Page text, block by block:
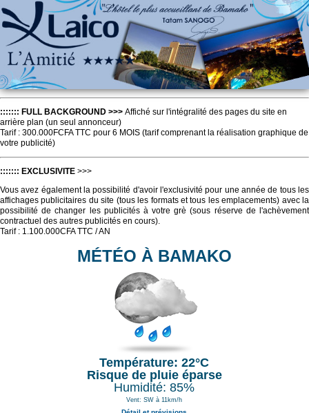
::::::: FULL BACKGROUND >>> Affiché sur l'intégralité des pages du site en
arrière plan (un seul annonceur)
Tarif : 300.000FCFA TTC pour 6 MOIS (tarif comprenant la réalisation graphique de
votre publicité)
::::::: EXCLUSIVITE >>>
Vous avez également la possibilité d'avoir l'exclusivité pour une année de tous les
affichages publicitaires du site (tous les formats et tous les emplacements) avec la
possibilité de changer les publicités à votre grè (sous réserve de l'achèvement
contractuel des autres publicités en cours).
Tarif : 1.100.000CFA TTC / AN
MÉTÉO À BAMAKO
Température: 22°C
Risque de pluie éparse
Humidité: 85%
Vent: SW à 11km/h